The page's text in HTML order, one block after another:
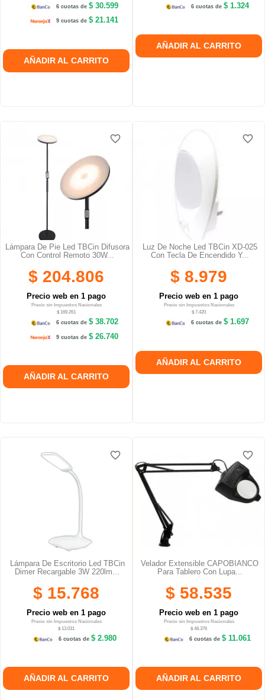
6 cuotas de$ 30.599
9 cuotas de$ 21.141
AÑADIR AL CARRITO
6 cuotas de $ 1.324
AÑADIR AL CARRITO
Lámpara De Pie Led TBCin Difusora
Con Control Remoto 30W...
$ 204.806
Precio web en 1 pago
Precio sin Impuestos Nacionales
$ 169.261
6 cuotas de$ 38.702
9 cuotas de$ 26.740
AÑADIR AL CARRITO
favorite_border
favorite_border
favorite_border
Luz De Noche Led TBCin XD-025
Con Tecla De Encendido Y...
$ 8.979
Precio web en 1 pago
Precio sin Impuestos Nacionales
$ 7.420
6 cuotas de $ 1.697
AÑADIR AL CARRITO
favorite_border
favorite_border
favorite_border
Lámpara De Escritorio Led TBCin
Dimer Recargable 3W 220lm...
$ 15.768
Precio web en 1 pago
Precio sin Impuestos Nacionales
$ 13.031
6 cuotas de $ 2.980
AÑADIR AL CARRITO
favorite_border
favorite_border
favorite_border
Velador Extensible CAPOBIANCO
Para Tablero Con Lupa...
$ 58.535
Precio web en 1 pago
Precio sin Impuestos Nacionales
$ 48.376
6 cuotas de $ 11.061
AÑADIR AL CARRITO
favorite_border
favorite_border
favorite_border